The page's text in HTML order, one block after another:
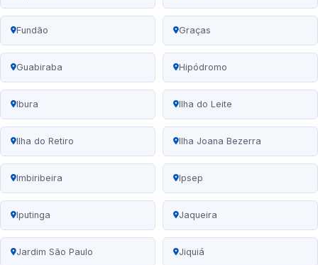
Fundão Graças
Guabiraba Hipódromo
Ibura Ilha do Leite
Ilha do Retiro Ilha Joana Bezerra
Imbiribeira Ipsep
Iputinga Jaqueira
Jardim São Paulo Jiquiá